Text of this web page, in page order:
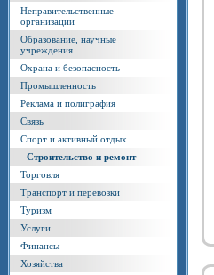
Неправительственные
организации
Образование, научные
учреждения
Охрана и безопасность
Промышленность
Реклама и полиграфия
Связь
Спорт и активный отдых
Строительство и ремонт
Торговля
Транспорт и перевозки
Туризм
Услуги
Финансы
Хозяйства